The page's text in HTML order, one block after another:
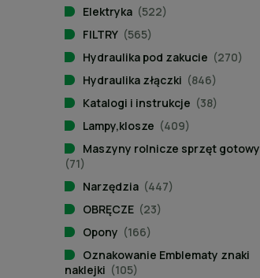
Elektryka (522)
FILTRY (565)
Hydraulika pod zakucie (270)
Hydraulika złączki (846)
Katalogi i instrukcje (38)
Lampy,klosze (409)
Maszyny rolnicze sprzęt gotowy
(71)
Narzędzia (447)
OBRĘCZE (23)
Opony (166)
Oznakowanie Emblematy znaki
naklejki (105)